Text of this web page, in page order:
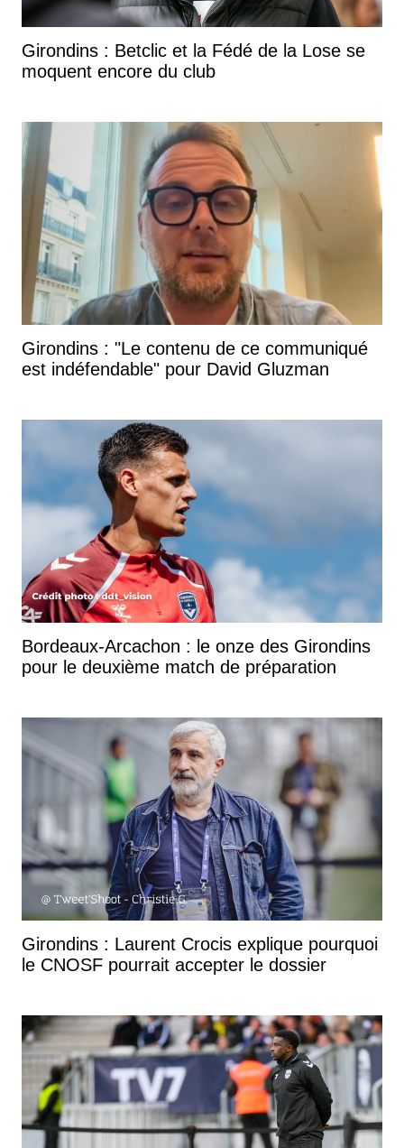
Girondins : Betclic et la Fédé de la Lose se
moquent encore du club
Girondins : "Le contenu de ce communiqué
est indéfendable" pour David Gluzman
Bordeaux-Arcachon : le onze des Girondins
pour le deuxième match de préparation
Girondins : Laurent Crocis explique pourquoi
le CNOSF pourrait accepter le dossier